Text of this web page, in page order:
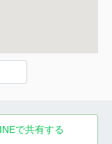
で共有する